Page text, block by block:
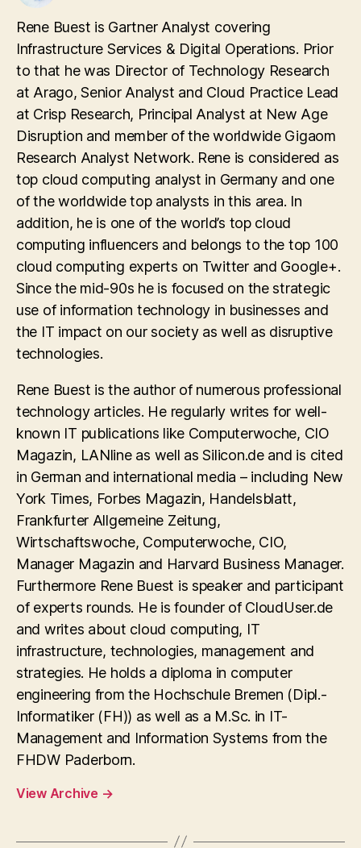
Rene Buest is Gartner Analyst covering
Infrastructure Services & Digital Operations. Prior
to that he was Director of Technology Research
at Arago, Senior Analyst and Cloud Practice Lead
at Crisp Research, Principal Analyst at New Age
Disruption and member of the worldwide Gigaom
Research Analyst Network. Rene is considered as
top cloud computing analyst in Germany and one
of the worldwide top analysts in this area. In
addition, he is one of the world’s top cloud
computing influencers and belongs to the top 100
cloud computing experts on Twitter and Google+.
Since the mid-90s he is focused on the strategic
use of information technology in businesses and
the IT impact on our society as well as disruptive
technologies.
Rene Buest is the author of numerous professional
technology articles. He regularly writes for well-
known IT publications like Computerwoche, CIO
Magazin, LANline as well as Silicon.de and is cited
in German and international media – including New
York Times, Forbes Magazin, Handelsblatt,
Frankfurter Allgemeine Zeitung,
Wirtschaftswoche, Computerwoche, CIO,
Manager Magazin and Harvard Business Manager.
Furthermore Rene Buest is speaker and participant
of experts rounds. He is founder of CloudUser.de
and writes about cloud computing, IT
infrastructure, technologies, management and
strategies. He holds a diploma in computer
engineering from the Hochschule Bremen (Dipl.-
Informatiker (FH)) as well as a M.Sc. in IT-
Management and Information Systems from the
FHDW Paderborn.
View Archive →